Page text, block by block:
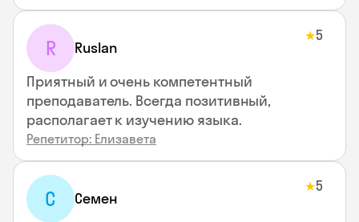
R Ruslan
★5
Приятный и очень компетентный
преподаватель. Всегда позитивный,
располагает к изучению языка.
Репетитор: Елизавета
С Семен
★5